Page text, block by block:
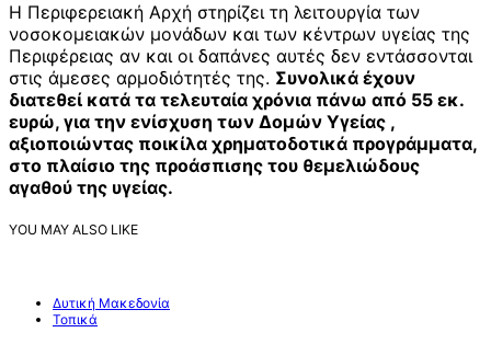
Η Περιφερειακή Αρχή στηρίζει τη λειτουργία των
νοσοκομειακών μονάδων και των κέντρων υγείας της
Περιφέρειας αν και οι δαπάνες αυτές δεν εντάσσονται
στις άμεσες αρμοδιότητές της. Συνολικά έχουν
διατεθεί κατά τα τελευταία χρόνια πάνω από 55 εκ.
ευρώ, για την ενίσχυση των Δομών Υγείας ,
αξιοποιώντας ποικίλα χρηματοδοτικά προγράμματα,
στο πλαίσιο της προάσπισης του θεμελιώδους
αγαθού της υγείας.
YOU MAY ALSO LIKE
Δυτική Μακεδονία
Τοπικά